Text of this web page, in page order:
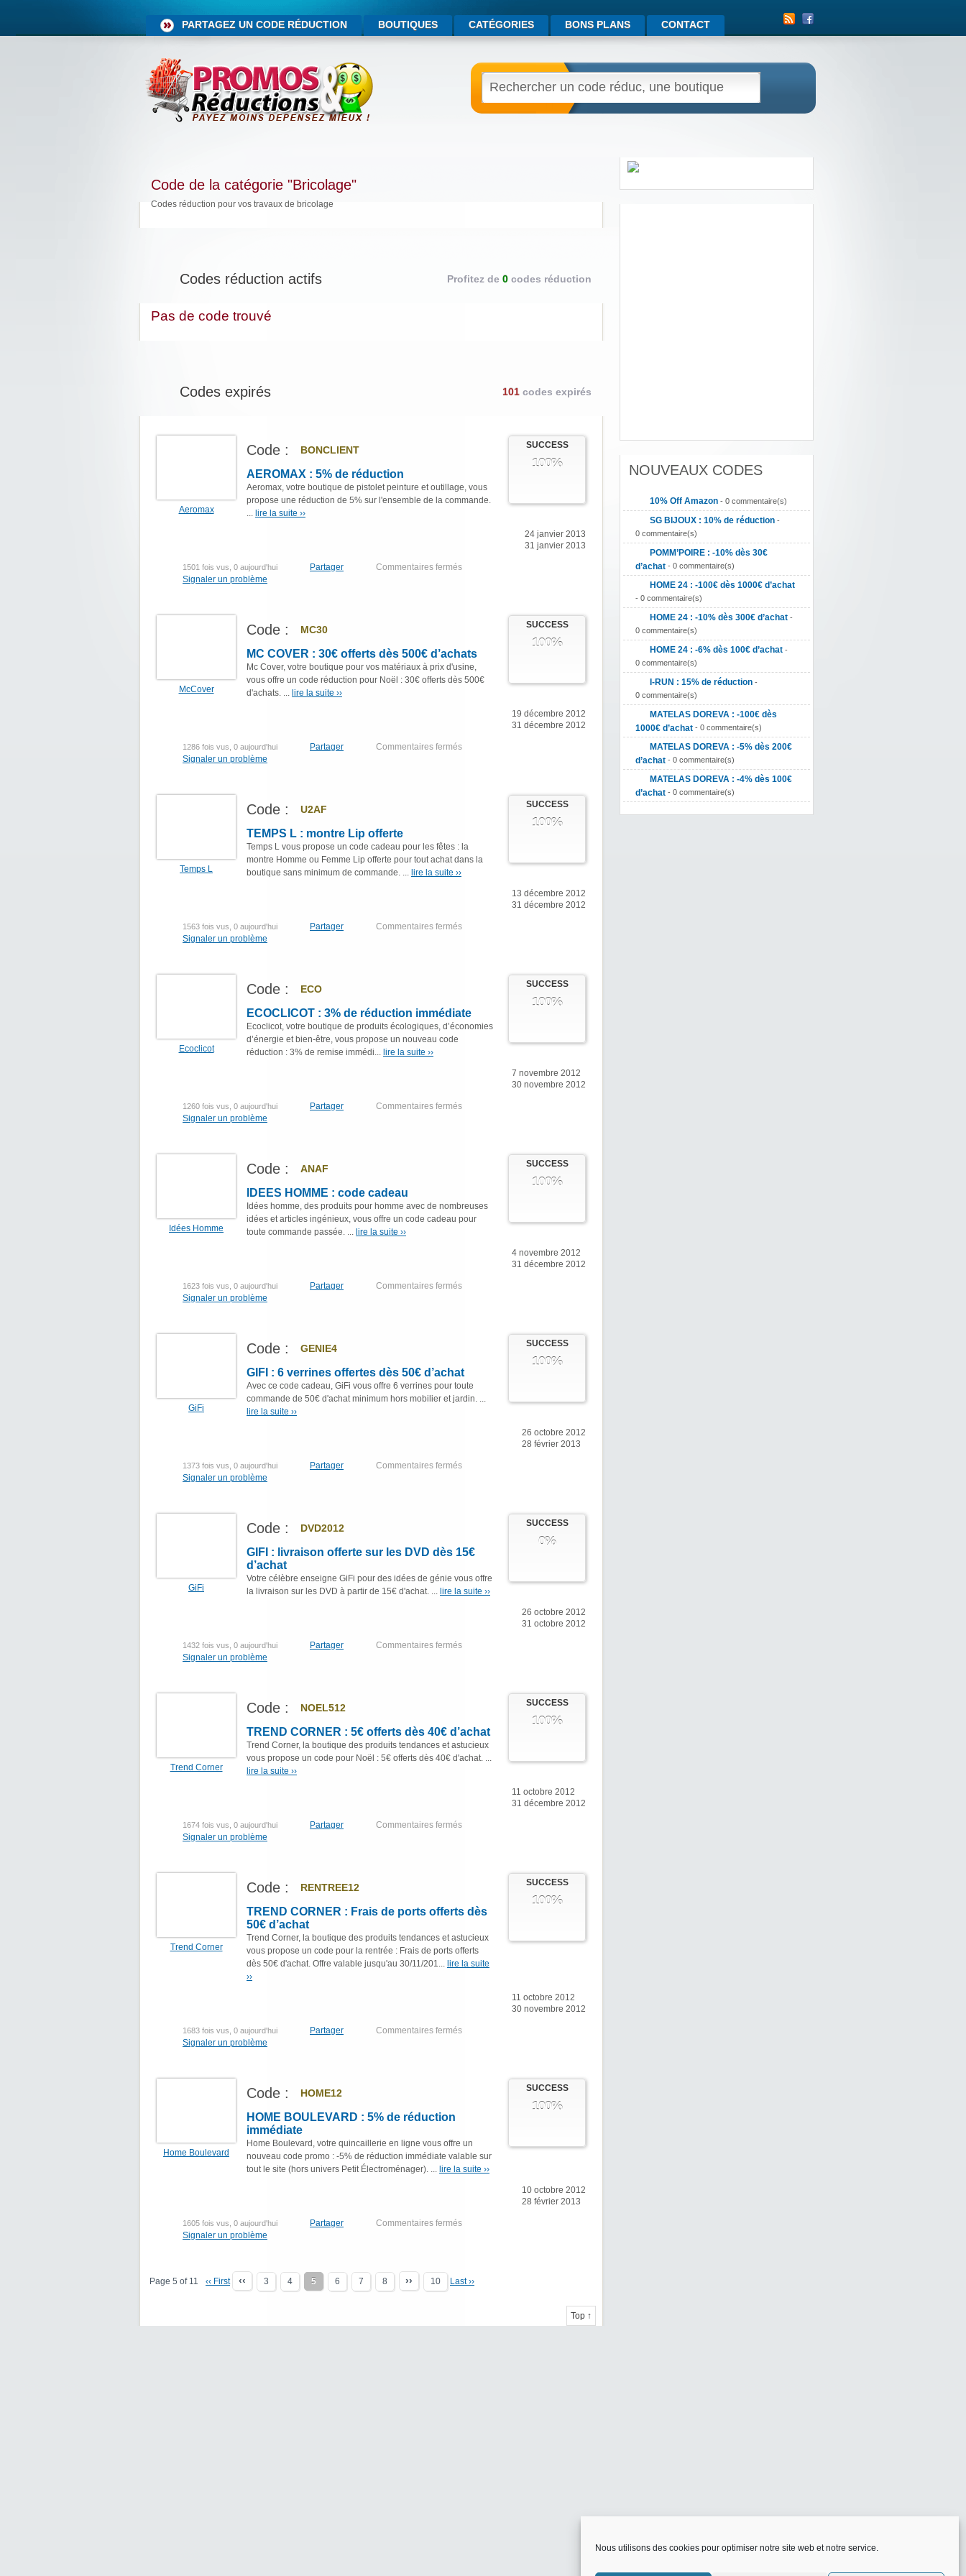
Nous utilisons des cookies pour optimiser notre site web et notre service.
PARTAGEZ UN CODE RÉDUCTION BOUTIQUES CATÉGORIES BONS PLANS CONTACT
Code de la catégorie "Bricolage"
Codes réduction pour vos travaux de bricolage
Codes réduction actifs Profitez de 0 codes réduction
Pas de code trouvé
Codes expirés 101 codes expirés
Aeromax
SUCCESS
100%
Code : BONCLIENT
AEROMAX : 5% de réduction
Aeromax, votre boutique de pistolet peinture et outillage, vous
propose une réduction de 5% sur l'ensemble de la commande.
lire la suite ››
24 janvier 2013
31 janvier 2013
1501 fois vus, 0 aujourd'hui Partager
Commentaires fermés
Signaler un problème
McCover
SUCCESS
100%
Code : MC30
MC COVER : 30€ offerts dès 500€ d’achats
Mc Cover, votre boutique pour vos matériaux à prix d'usine,
vous offre un code réduction pour Noël : 30€ offerts dès 500€
d'achats. ... lire la suite ››
19 décembre 2012
31 décembre 2012
1286 fois vus, 0 aujourd'hui Partager
Commentaires fermés
Signaler un problème
Temps L
SUCCESS
100%
Code : U2AF
TEMPS L : montre Lip offerte
Temps L vous propose un code cadeau pour les fêtes : la
montre Homme ou Femme Lip offerte pour tout achat dans la
boutique sans minimum de commande. ... lire la suite ››
13 décembre 2012
31 décembre 2012
1563 fois vus, 0 aujourd'hui Partager
Commentaires fermés
Signaler un problème
Ecoclicot
SUCCESS
100%
Code : ECO
ECOCLICOT : 3% de réduction immédiate
Ecoclicot, votre boutique de produits écologiques, d’économies
d’énergie et bien-être, vous propose un nouveau code
réduction : 3% de remise immédi... lire la suite ››
7 novembre 2012
30 novembre 2012
1260 fois vus, 0 aujourd'hui Partager
Commentaires fermés
Signaler un problème
Idées Homme
SUCCESS
100%
Code : ANAF
IDEES HOMME : code cadeau
Idées homme, des produits pour homme avec de nombreuses
idées et articles ingénieux, vous offre un code cadeau pour
toute commande passée. ... lire la suite ››
4 novembre 2012
31 décembre 2012
1623 fois vus, 0 aujourd'hui Partager
Commentaires fermés
Signaler un problème
GiFi
SUCCESS
100%
Code : GENIE4
GIFI : 6 verrines offertes dès 50€ d’achat
Avec ce code cadeau, GiFi vous offre 6 verrines pour toute
commande de 50€ d'achat minimum hors mobilier et jardin. ...
lire la suite ››
26 octobre 2012
28 février 2013
1373 fois vus, 0 aujourd'hui Partager
Commentaires fermés
Signaler un problème
GiFi
SUCCESS
0%
Code : DVD2012
GIFI : livraison offerte sur les DVD dès 15€
d’achat
Votre célèbre enseigne GiFi pour des idées de génie vous offre
la livraison sur les DVD à partir de 15€ d'achat. ... lire la suite ››
26 octobre 2012
31 octobre 2012
1432 fois vus, 0 aujourd'hui Partager
Commentaires fermés
Signaler un problème
Trend Corner
SUCCESS
100%
Code : NOEL512
TREND CORNER : 5€ offerts dès 40€ d’achat
Trend Corner, la boutique des produits tendances et astucieux
vous propose un code pour Noël : 5€ offerts dès 40€ d'achat. ...
lire la suite ››
11 octobre 2012
31 décembre 2012
1674 fois vus, 0 aujourd'hui Partager
Commentaires fermés
Signaler un problème
Trend Corner
SUCCESS
100%
Code : RENTREE12
TREND CORNER : Frais de ports offerts dès
50€ d’achat
Trend Corner, la boutique des produits tendances et astucieux
vous propose un code pour la rentrée : Frais de ports offerts
dès 50€ d'achat. Offre valable jusqu'au 30/11/201... lire la suite
››
11 octobre 2012
30 novembre 2012
1683 fois vus, 0 aujourd'hui Partager
Commentaires fermés
Signaler un problème
Home Boulevard
SUCCESS
100%
Code : HOME12
HOME BOULEVARD : 5% de réduction
immédiate
Home Boulevard, votre quincaillerie en ligne vous offre un
nouveau code promo : -5% de réduction immédiate valable sur
tout le site (hors univers Petit Électroménager). ... lire la suite ››
10 octobre 2012
28 février 2013
1605 fois vus, 0 aujourd'hui Partager
Commentaires fermés
Signaler un problème
Page 5 of 11 ‹‹ First ‹‹ 3 4 5 6 7 8 ›› 10 Last ››
Top ↑
NOUVEAUX CODES
10% Off Amazon - 0 commentaire(s)
SG BIJOUX : 10% de réduction -
0 commentaire(s)
POMM’POIRE : -10% dès 30€
d’achat - 0 commentaire(s)
HOME 24 : -100€ dès 1000€ d’achat
- 0 commentaire(s)
HOME 24 : -10% dès 300€ d’achat -
0 commentaire(s)
HOME 24 : -6% dès 100€ d’achat -
0 commentaire(s)
I-RUN : 15% de réduction -
0 commentaire(s)
MATELAS DOREVA : -100€ dès
1000€ d’achat - 0 commentaire(s)
MATELAS DOREVA : -5% dès 200€
d’achat - 0 commentaire(s)
MATELAS DOREVA : -4% dès 100€
d’achat - 0 commentaire(s)